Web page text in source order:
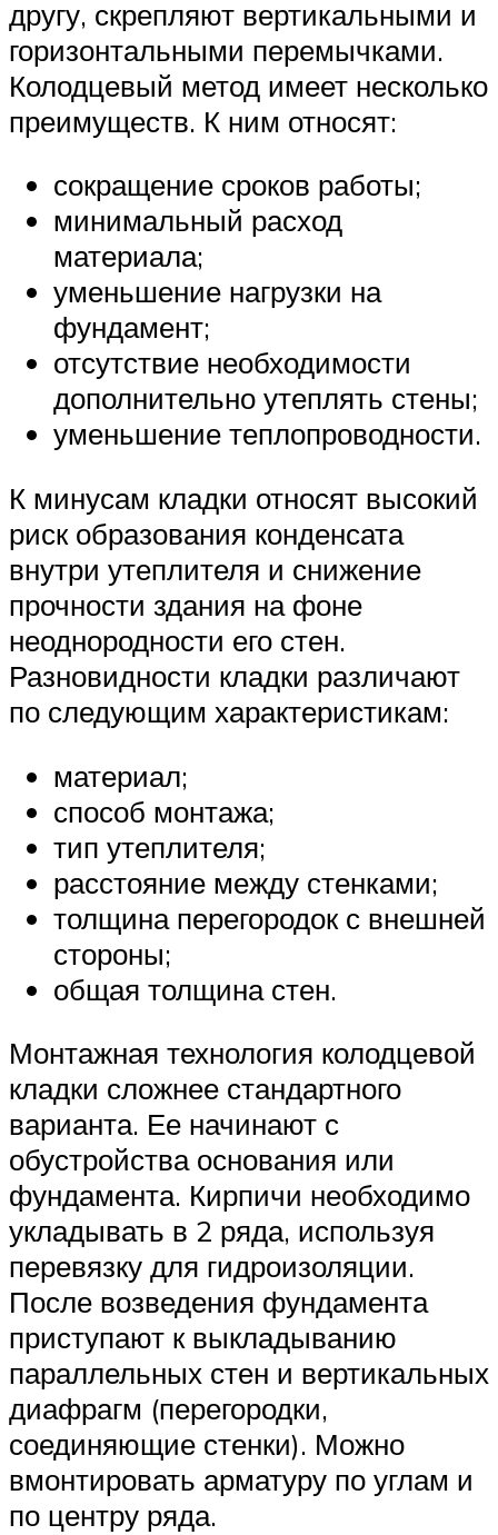
другу, скрепляют вертикальными и
горизонтальными перемычками.
Колодцевый метод имеет несколько
преимуществ. К ним относят:
сокращение сроков работы;
минимальный расход
материала;
уменьшение нагрузки на
фундамент;
отсутствие необходимости
дополнительно утеплять стены;
уменьшение теплопроводности.
К минусам кладки относят высокий
риск образования конденсата
внутри утеплителя и снижение
прочности здания на фоне
неоднородности его стен.
Разновидности кладки различают
по следующим характеристикам:
материал;
способ монтажа;
тип утеплителя;
расстояние между стенками;
толщина перегородок с внешней
стороны;
общая толщина стен.
Монтажная технология колодцевой
кладки сложнее стандартного
варианта. Ее начинают с
обустройства основания или
фундамента. Кирпичи необходимо
укладывать в 2 ряда, используя
перевязку для гидроизоляции.
После возведения фундамента
приступают к выкладыванию
параллельных стен и вертикальных
диафрагм (перегородки,
соединяющие стенки). Можно
вмонтировать арматуру по углам и
по центру ряда.